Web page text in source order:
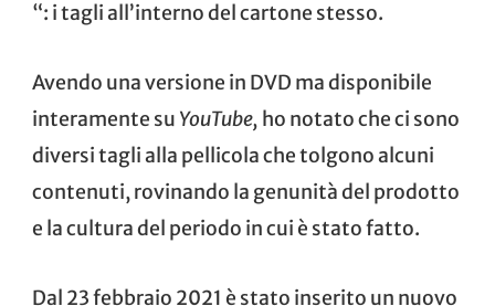
“: i tagli all’interno del cartone stesso.
Avendo una versione in DVD ma disponibile
interamente su YouTube, ho notato che ci sono
diversi tagli alla pellicola che tolgono alcuni
contenuti, rovinando la genunità del prodotto
e la cultura del periodo in cui è stato fatto.
Dal 23 febbraio 2021 è stato inserito un nuovo